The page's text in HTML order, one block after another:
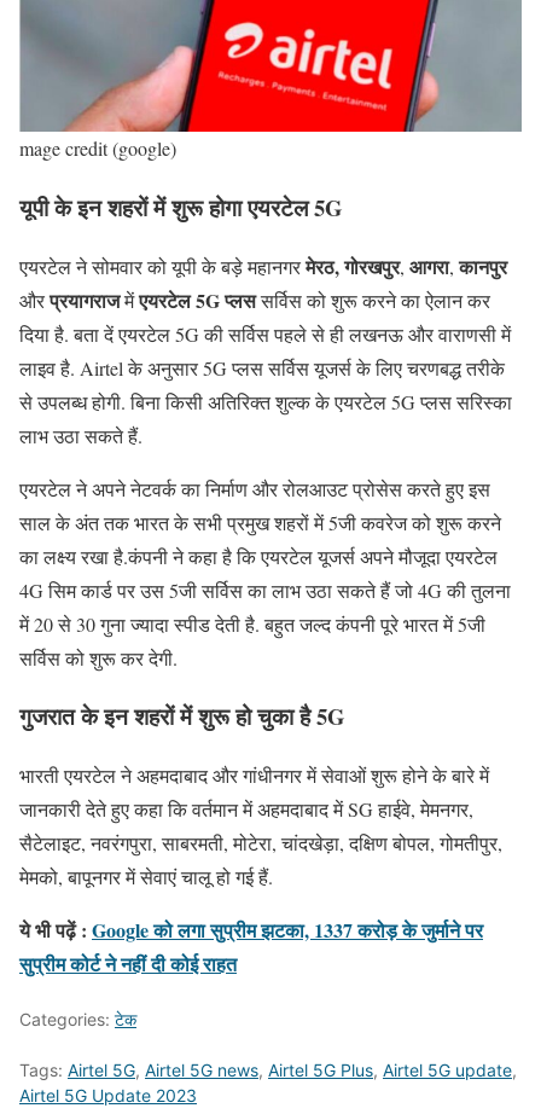
mage credit (google)
यूपी के इन शहरों में शुरू होगा एयरटेल 5G
एयरटेल ने सोमवार को यूपी के बड़े महानगरमेरठ, गोरखपुर, आगरा,कानपुर
औरप्रयागराजमेंएयरटेल 5G प्लससर्विस को शुरू करने का ऐलान कर
दिया है. बता दें एयरटेल 5G की सर्विस पहले से ही लखनऊ और वाराणसी में
लाइव है. Airtel के अनुसार 5G प्लस सर्विस यूजर्स के लिए चरणबद्ध तरीके
से उपलब्ध होगी. बिना किसी अतिरिक्त शुल्क के एयरटेल 5G प्लस सरिस्का
लाभ उठा सकते हैं.
एयरटेल ने अपने नेटवर्क का निर्माण और रोलआउट प्रोसेस करते हुए इस
साल के अंत तक भारत के सभी प्रमुख शहरों में 5जी कवरेज को शुरू करने
का लक्ष्य रखा है.कंपनी ने कहा है कि एयरटेल यूजर्स अपने मौजूदा एयरटेल
4G सिम कार्ड पर उस 5जी सर्विस का लाभ उठा सकते हैं जो 4G की तुलना
में 20 से 30 गुना ज्यादा स्पीड देती है. बहुत जल्द कंपनी पूरे भारत में 5जी
सर्विस को शुरू कर देगी.
गुजरात के इन शहरों में शुरू हो चुका है 5G
भारती एयरटेल ने अहमदाबाद और गांधीनगर में सेवाओं शुरू होने के बारे में
जानकारी देते हुए कहा कि वर्तमान में अहमदाबाद में SG हाईवे, मेमनगर,
सैटेलाइट, नवरंगपुरा, साबरमती, मोटेरा, चांदखेड़ा, दक्षिण बोपल, गोमतीपुर,
मेमको, बापूनगर में सेवाएं चालू हो गई हैं.
ये भी पढ़ें : Google को लगा सुप्रीम झटका, 1337 करोड़ के जुर्माने पर
सुप्रीम कोर्ट ने नहीं दी कोई राहत
Categories: टेक
Tags: Airtel 5G, Airtel 5G news, Airtel 5G Plus, Airtel 5G update,
Airtel 5G Update 2023